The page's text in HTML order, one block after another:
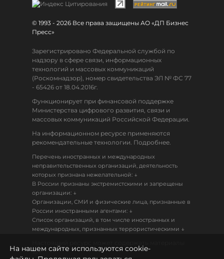
© 1993 - 2026 Все права защищены АО «ДП Бизнес
Пресс»
Зарегистрировано Федеральной службой по
надзору в сфере связи, информационных
технологий и массовых коммуникаций
(Роскомнадзор), номер свидетельства ЭЛ № ФС 77
- 65426 от 18.04.2016г.
Функционирует при финансовой поддержке
Министерства цифрового развития, связи и
массовых коммуникаций Российской Федерации.
На информационном ресурсе применяются
рекомендательные технологии. Подробнее.
Перечень иностранных и международных
неправительственных организаций, деятельность
которых признана нежелательной: ↓
В России признаны экстремистскими и запрещены
организации: ↓
Организации, СМИ и физические лица, признанные в
России иностранными агентами: ↓
Список организаций, в том числе иностранных и
международных, признанных террористическими ↓
18+
На нашем сайте используются cookie-